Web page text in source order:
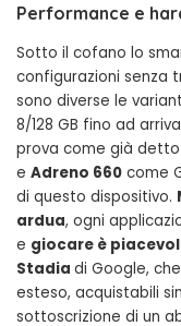
Performance e
Sotto il cofano lo
configurazioni senza
sono diverse le
8/128 GB fino ad
prova come già
e Adreno 660 come
di questo dispositivo.
ardua, ogni
e giocare è
Stadia di Google,
esteso, acquistabili
sottoscrizione di un